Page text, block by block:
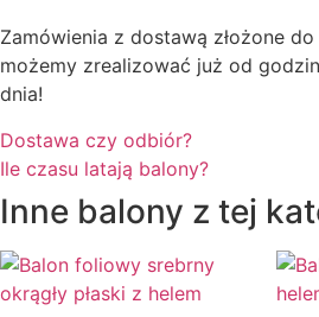
Zamówienia z dostawą złożone
możemy zrealizować już od
dnia!
Dostawa czy odbiór?
Ile czasu latają balony?
Inne balony z tej